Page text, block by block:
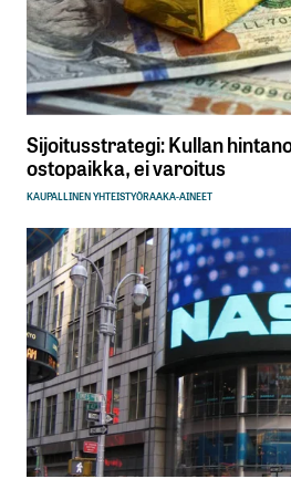
Sijoitusstrategi: Kullan
ostopaikka, ei varoitus
KAUPALLINEN YHTEISTYÖRAAKA-AINEET